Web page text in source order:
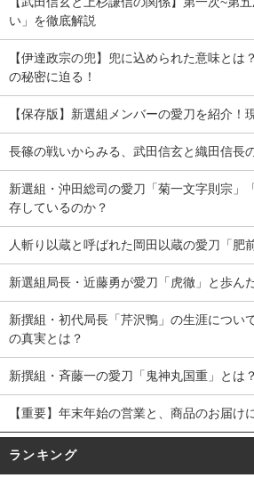
い」を徹底解説
【伊達政宗の兜】兜に込められた意味とは
の秘密に迫る！
【保存版】新選組メンバーの愛刀を紹介！
長篠の戦いからみる、武田信玄と織田信長
新選組・沖田総司の愛刀「菊一文字則宗」
存しているのか？
人斬り以蔵と呼ばれた岡田以蔵の愛刀「肥
新選組局長・近藤勇が愛刀「虎徹」と歩ん
新撰組・初代局長「芹沢鴨」の生涯につい
の真実とは？
新撰組・斉藤一の愛刀「鬼神丸国重」とは？
【重要】年末年始の営業と、商品のお届け
ランキング